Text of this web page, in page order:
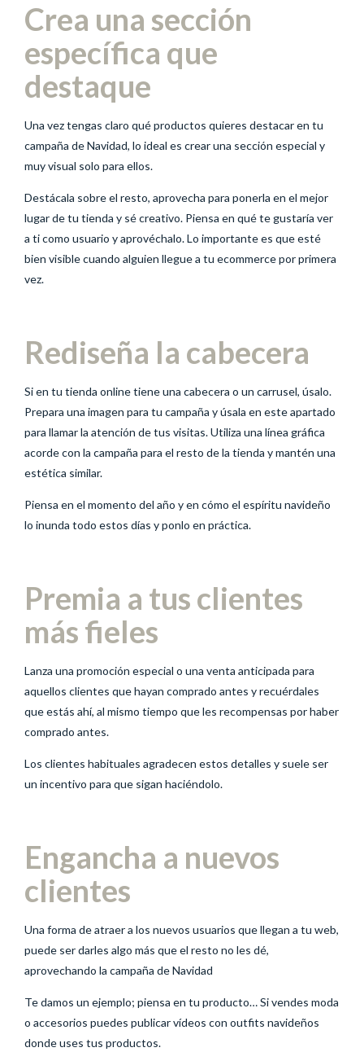
Crea una sección
específica que
destaque
Una vez tengas claro qué productos quieres destacar en tu
campaña de Navidad, lo ideal es crear una sección especial y
muy visual solo para ellos.
Destácala sobre el resto, aprovecha para ponerla en el mejor
lugar de tu tienda y sé creativo. Piensa en qué te gustaría ver
a ti como usuario y aprovéchalo. Lo importante es que esté
bien visible cuando alguien llegue a tu ecommerce por primera
vez.
Rediseña la cabecera
Si en tu tienda online tiene una cabecera o un carrusel, úsalo.
Prepara una imagen para tu campaña y úsala en este apartado
para llamar la atención de tus visitas. Utiliza una línea gráfica
acorde con la campaña para el resto de la tienda y mantén una
estética similar.
Piensa en el momento del año y en cómo el espíritu navideño
lo inunda todo estos días y ponlo en práctica.
Premia a tus clientes
más fieles
Lanza una promoción especial o una venta anticipada para
aquellos clientes que hayan comprado antes y recuérdales
que estás ahí, al mismo tiempo que les recompensas por haber
comprado antes.
Los clientes habituales agradecen estos detalles y suele ser
un incentivo para que sigan haciéndolo.
Engancha a nuevos
clientes
Una forma de atraer a los nuevos usuarios que llegan a tu web,
puede ser darles algo más que el resto no les dé,
aprovechando la campaña de Navidad
Te damos un ejemplo; piensa en tu producto… Si vendes moda
o accesorios puedes publicar vídeos con outfits navideños
donde uses tus productos.